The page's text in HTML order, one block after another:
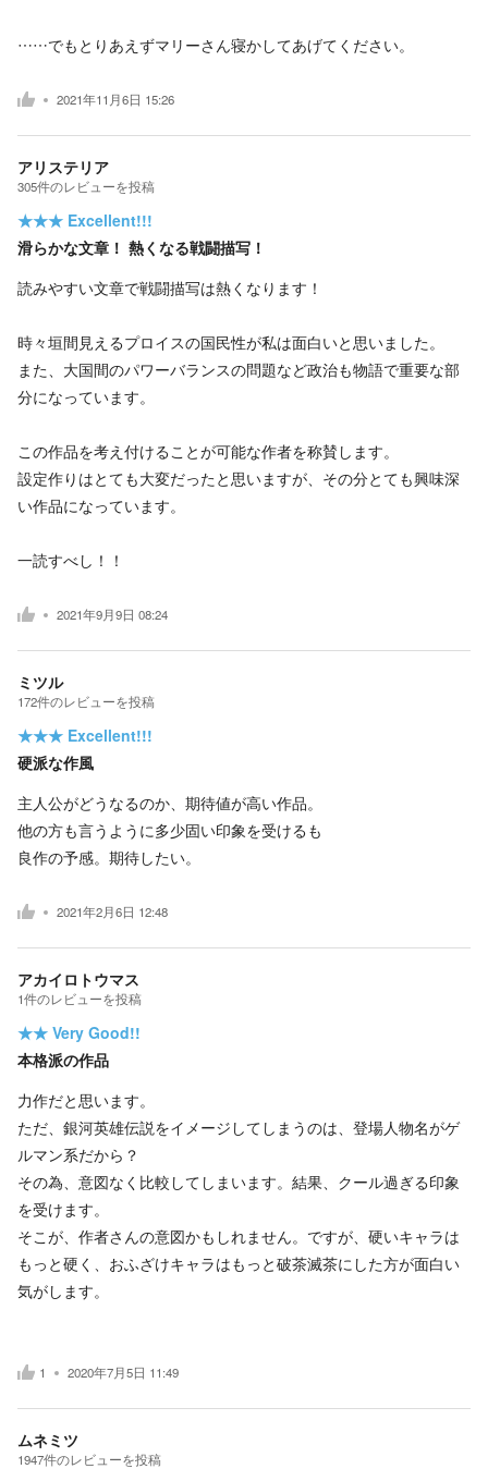
……でもとりあえずマリーさん寝かしてあげてください。
2021年11月6日 15:26
アリステリア
305件のレビューを投稿
★★★ Excellent!!!
滑らかな文章！ 熱くなる戦闘描写！
読みやすい文章で戦闘描写は熱くなります！
時々垣間見えるプロイスの国民性が私は面白いと思いました。
また、大国間のパワーバランスの問題など政治も物語で重要な部
分になっています。
この作品を考え付けることが可能な作者を称賛します。
設定作りはとても大変だったと思いますが、その分とても興味深
い作品になっています。
一読すべし！！
2021年9月9日 08:24
ミツル
172件のレビューを投稿
★★★ Excellent!!!
硬派な作風
主人公がどうなるのか、期待値が高い作品。
他の方も言うように多少固い印象を受けるも
良作の予感。期待したい。
2021年2月6日 12:48
アカイロトウマス
1件のレビューを投稿
★★ Very Good!!
本格派の作品
力作だと思います。
ただ、銀河英雄伝説をイメージしてしまうのは、登場人物名がゲ
ルマン系だから？
その為、意図なく比較してしまいます。結果、クール過ぎる印象
を受けます。
そこが、作者さんの意図かもしれません。ですが、硬いキャラは
もっと硬く、おふざけキャラはもっと破茶滅茶にした方が面白い
気がします。
1 2020年7月5日 11:49
ムネミツ
1947件のレビューを投稿